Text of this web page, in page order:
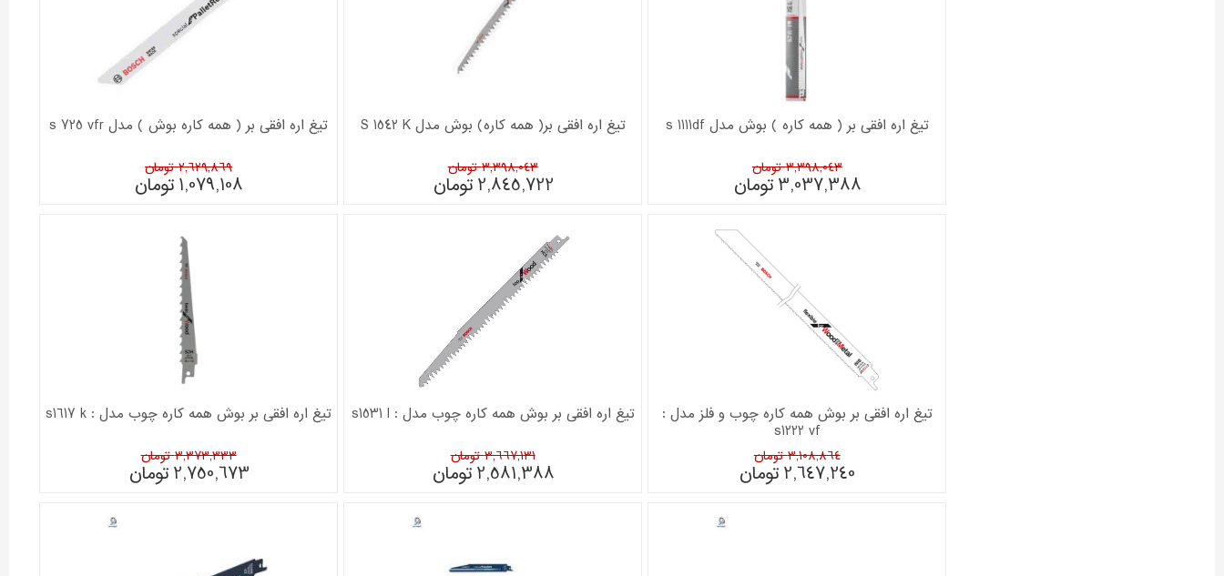
تیغ اره افقی بر ( همه کاره ) بوش مدل s 1111df
3,398,043 تومان
3,037,388 تومان
تیغ اره افقی بر( همه کاره) بوش مدل S 1542 K
3,398,043 تومان
2,845,722 تومان
تیغ اره افقی بر ( همه کاره بوش ) مدل s 725 vfr
2,629,869 تومان
1,079,108 تومان
تیغ اره افقی بر بوش همه کاره چوب و فلز مدل :
s1222 vf
3,108,864 تومان
2,647,240 تومان
تیغ اره افقی بر بوش همه کاره چوب مدل : s1531 l
3,667,131 تومان
2,581,388 تومان
تیغ اره افقی بر بوش همه کاره چوب مدل : s1617 k
3,373,333 تومان
2,750,673 تومان